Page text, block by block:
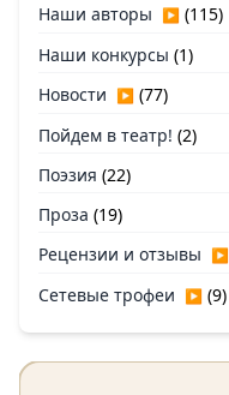
Наши авторы ▶ (115)
Наши конкурсы (1)
Новости ▶ (77)
Пойдем в театр! (2)
Поэзия (22)
Проза (19)
Рецензии и отзывы ▶
Сетевые трофеи ▶ (9)